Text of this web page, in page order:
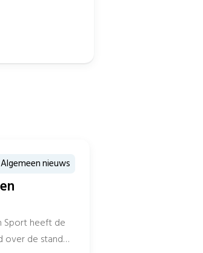
Algemeen nieuws
Sport heeft de
over de stand